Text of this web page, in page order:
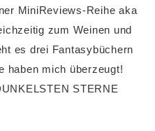
MiniReviews-Reihe aka
zum Weinen und
es drei Fantasybüchern
haben mich überzeugt!
STERNE